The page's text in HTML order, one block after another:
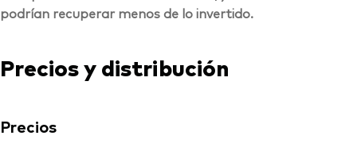
podrían recuperar menos de lo invertido.
Precios y distribución
Precios